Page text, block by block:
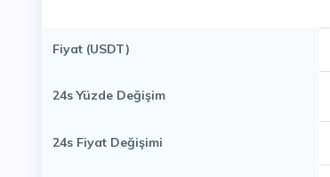
Fiyat (USDT)
24s Yüzde Değişim
24s Fiyat Değişimi